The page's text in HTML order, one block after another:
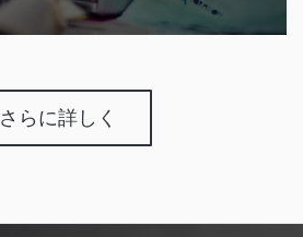
さらに詳しく